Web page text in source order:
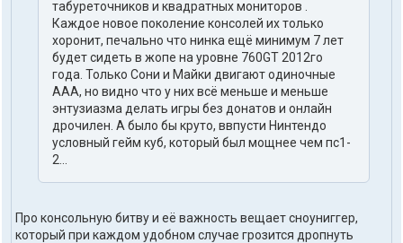
табуреточников и квадратных мониторов .
Каждое новое поколение консолей их только
хоронит, печально что нинка ещё минимум 7 лет
будет сидеть в жопе на уровне 760GT 2012го
года. Только Сони и Майки двигают одиночные
ААА, но видно что у них всё меньше и меньше
энтузиазма делать игры без донатов и онлайн
дрочилен. А было бы круто, ввпусти Нинтендо
условный гейм куб, который был мощнее чем пс1-
2...
Про консольную битву и её важность вещает сноуниггер,
который при каждом удобном случае грозится дропнуть